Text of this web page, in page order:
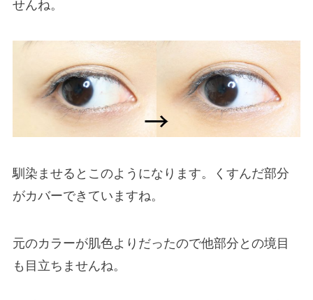
せんね。
馴染ませるとこのようになります。くすんだ部分
がカバーできていますね。
元のカラーが肌色よりだったので他部分との境目
も目立ちませんね。